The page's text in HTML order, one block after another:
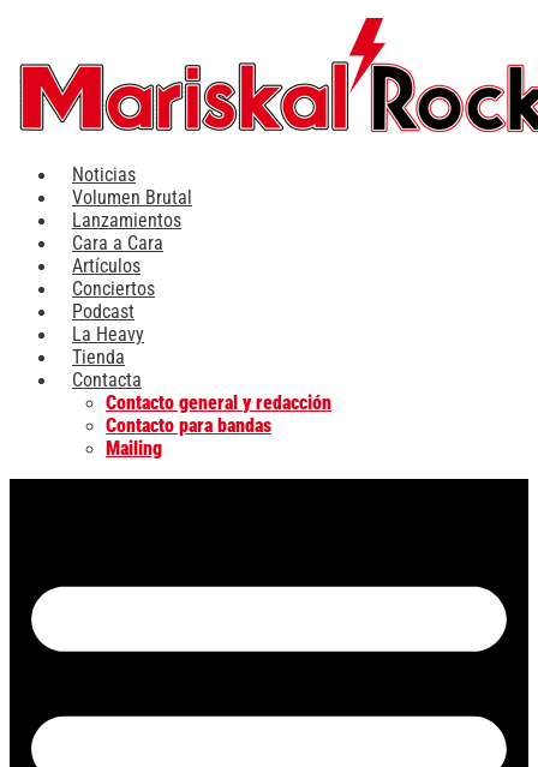
contenido
Noticias
Volumen Brutal
Lanzamientos
Cara a Cara
Artículos
Conciertos
Podcast
La Heavy
Tienda
Contacta
Contacto general y redacción
Contacto para bandas
Mailing